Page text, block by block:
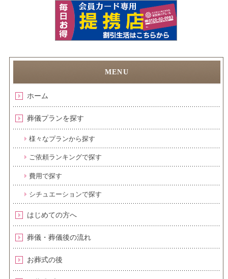
ホーム
葬儀プランを探す
様々なプランから探す
ご依頼ランキングで探す
費用で探す
シチュエーションで探す
はじめての方へ
葬儀・葬儀後の流れ
お葬式の後